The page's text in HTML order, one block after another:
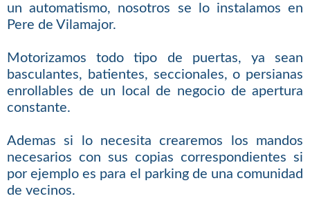
un automatismo, nosotros se lo instalamos en
Pere de Vilamajor.
Motorizamos todo tipo de puertas, ya sean
basculantes, batientes, seccionales, o persianas
enrollables de un local de negocio de apertura
constante.
Ademas si lo necesita crearemos los mandos
necesarios con sus copias correspondientes si
por ejemplo es para el parking de una comunidad
de vecinos.